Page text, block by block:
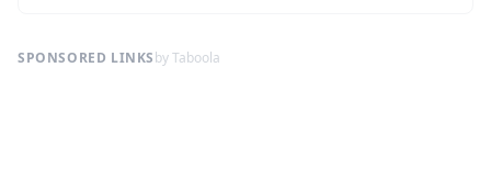
SPONSORED LINKSby Taboola